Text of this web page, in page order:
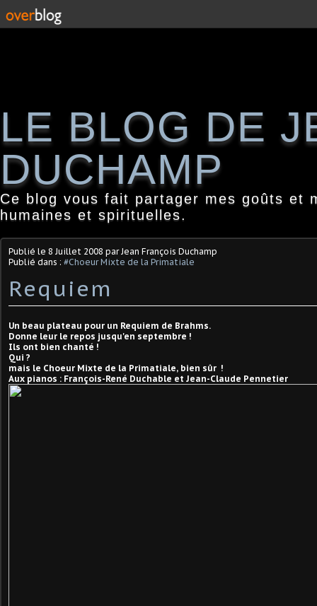
LE BLOG DE
DUCHAMP
Ce blog vous fait partager mes goûts et
humaines et spirituelles.
Publié le 8 Juillet 2008 par Jean François Duchamp
Publié dans : #Choeur Mixte de la Primatiale
Requiem
Un beau plateau pour un Requiem de Brahms.
Donne leur le repos jusqu'en septembre !
Ils ont bien chanté !
Qui ?
mais le Choeur Mixte de la Primatiale, bien sûr !
Aux pianos : François-René Duchable et Jean-Claude Pennetier